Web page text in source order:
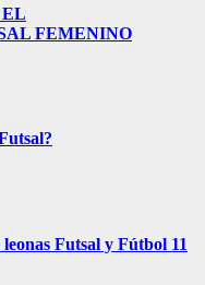
FEMENINO
Futsal y Fútbol 11